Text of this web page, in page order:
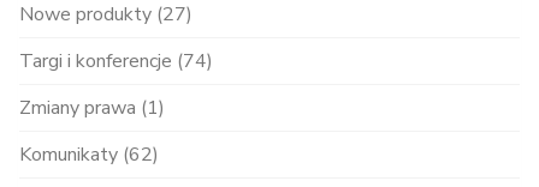
Nowe produkty (27)
Targi i konferencje (74)
Zmiany prawa (1)
Komunikaty (62)